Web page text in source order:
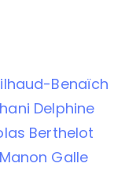
Benaïch
Delphine
Berthelot
Manon Galle